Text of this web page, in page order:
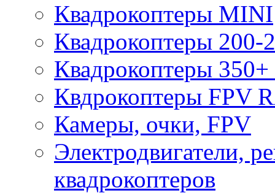
Квадрокоптеры MINI
Квадрокоптеры 200-
Квадрокоптеры 350+
Квдрокоптеры FPV
Камеры, очки, FPV
Электродвигатели,
квадрокоптеров